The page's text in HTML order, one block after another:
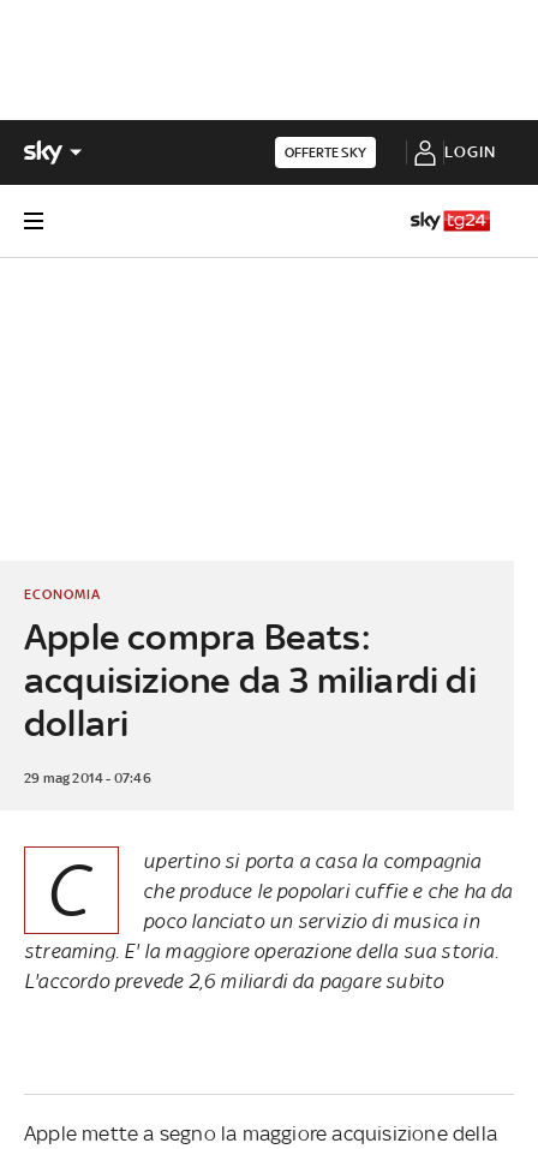
OFFERTE SKY LOGIN
Apple compra Beats:
acquisizione da 3 miliardi di
dollari
ECONOMIA
29 mag 2014 - 07:46
C
upertino si porta a casa la compagnia
che produce le popolari cuffie e che ha da
poco lanciato un servizio di musica in
streaming. E' la maggiore operazione della sua storia.
L'accordo prevede 2,6 miliardi da pagare subito
Apple mette a segno la maggiore acquisizione della